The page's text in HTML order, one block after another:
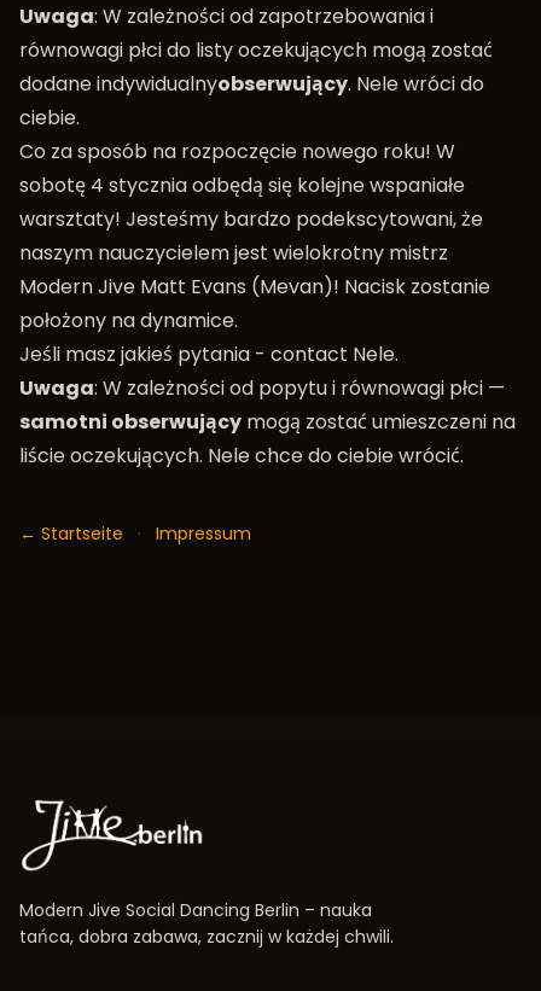
Uwaga: W zależności od zapotrzebowania i
równowagi płci do listy oczekujących mogą zostać
dodane indywidualnyobserwujący. Nele wróci do
ciebie.
Co za sposób na rozpoczęcie nowego roku! W
sobotę 4 stycznia odbędą się kolejne wspaniałe
warsztaty! Jesteśmy bardzo podekscytowani, że
naszym nauczycielem jest wielokrotny mistrz
Modern Jive Matt Evans (Mevan)! Nacisk zostanie
położony na dynamice.
Jeśli masz jakieś pytania - contact Nele.
Uwaga: W zależności od popytu i równowagi płci —
samotni obserwujący mogą zostać umieszczeni na
liście oczekujących. Nele chce do ciebie wrócić.
← Startseite · Impressum
Modern Jive Social Dancing Berlin – nauka
tańca, dobra zabawa, zacznij w każdej chwili.